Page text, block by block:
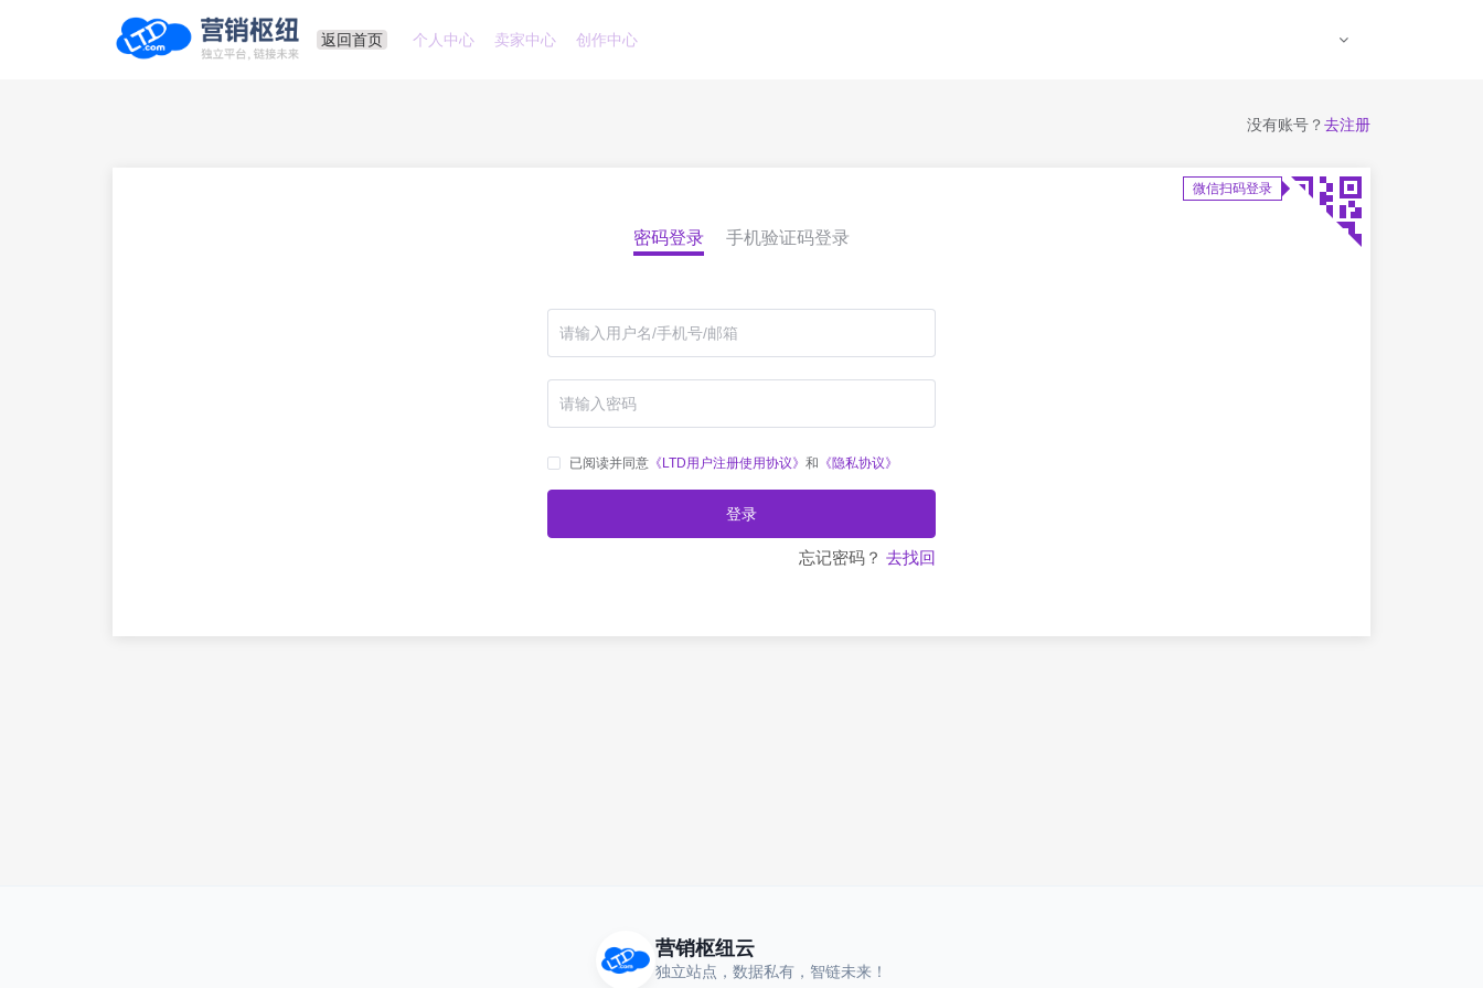
返回首页 个人中心 卖家中心 创作中心
密码登录 手机验证码登录
已阅读并同意 《LTD用户注册使用协议》 和 《隐私协议》
登录
忘记密码？ 去找回
微信扫码登录
没有账号？ 去注册
营销枢纽云
独立站点，数据私有，智链未来！